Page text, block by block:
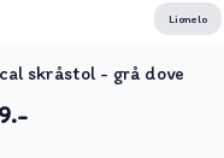
Lionelo
skråstol - grå dove